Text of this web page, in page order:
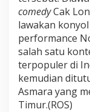
comedyCak
lawakan
performance
salah satu
terpopuler di
kemudian
Asmara yang
Timur.(ROS)